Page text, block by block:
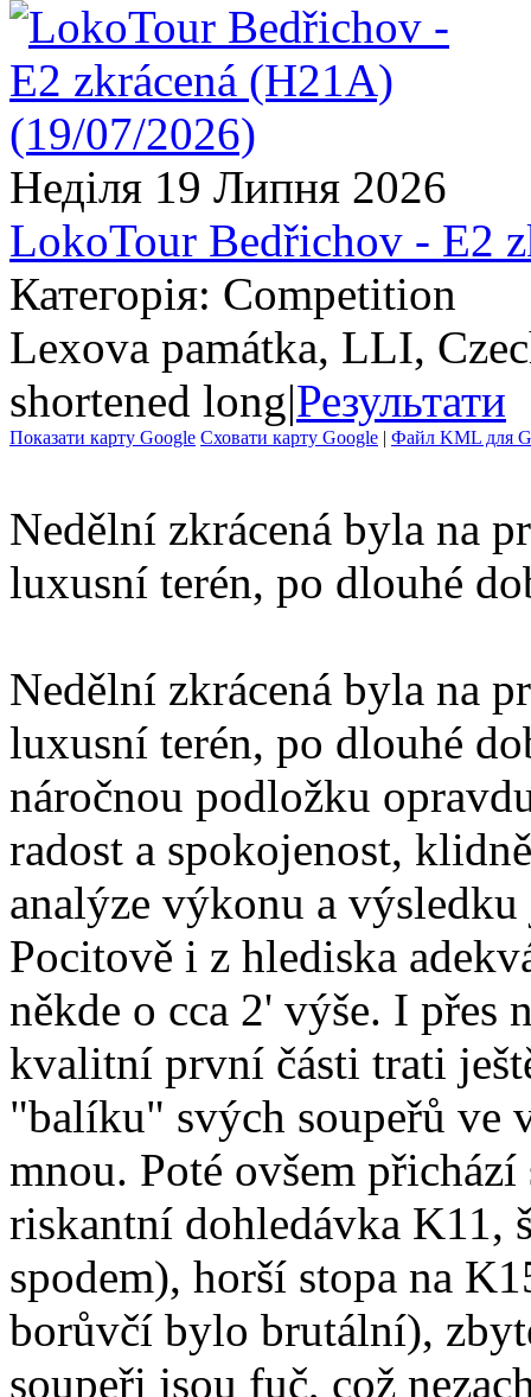
Неділя 19 Липня 2026
LokoTour Bedřichov - E2
Категорія: Competition
Lexova památka, LLI,
shortened long|Результати
Показати карту Google Сховати карту Google | Файл KML для
Nedělní zkrácená byla na
luxusní terén, po dlouhé
Nedělní zkrácená byla na
luxusní terén, po dlouhé
náročnou podložku
radost a spokojenost,
analýze výkonu a
Pocitově i z hlediska
někde o cca 2' výše. I přes
kvalitní první části trati
"balíku" svých soupeřů ve
mnou. Poté ovšem
riskantní dohledávka K11,
spodem), horší stopa na
borůvčí bylo brutální),
soupeři jsou fuč, což